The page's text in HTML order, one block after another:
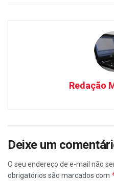
Redação
Deixe um
O seu endereço de e-mail não
obrigatórios são marcados com